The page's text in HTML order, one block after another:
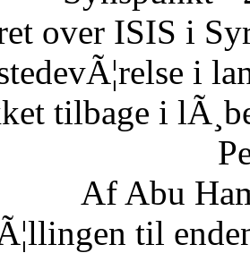
over ISIS i
i
tilbage i
Af Abu
til